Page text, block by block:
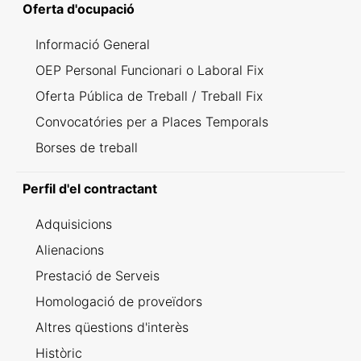
Oferta d'ocupació
Informació General
OEP Personal Funcionari o Laboral Fix
Oferta Pública de Treball / Treball Fix
Convocatóries per a Places Temporals
Borses de treball
Perfil d'el contractant
Adquisicions
Alienacions
Prestació de Serveis
Homologació de proveïdors
Altres qüestions d'interès
Històric